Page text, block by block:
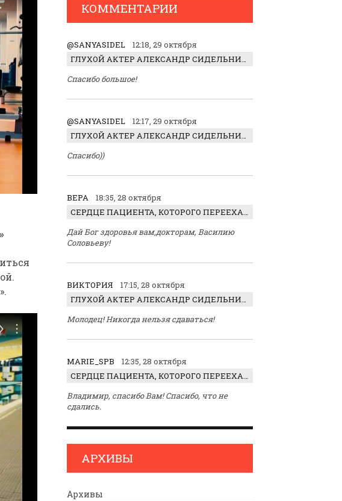
КОММЕНТАРИИ
@SANYASIDEL
12:18, 29 октября
ГЛУХОЙ АКТЕР АЛЕКСАНДР СИДЕЛЬНИКОВ: «С НАСЛАЖДЕНИЕМ ИГРАЛ ОТРИЦАТЕЛЬНОГО ГЕРОЯ!»
Спасибо большое!
@SANYASIDEL
12:17, 29 октября
ГЛУХОЙ АКТЕР АЛЕКСАНДР СИДЕЛЬНИКОВ: «С НАСЛАЖДЕНИЕМ ИГРАЛ ОТРИЦАТЕЛЬНОГО ГЕРОЯ!»
Спасибо))
ВЕРА
18:35, 28 октября
СЕРДЦЕ ПАЦИЕНТА, КОТОРОГО ПЕРЕЕХАЛ ТРАКТОР, ОБНАРУЖИЛИ… В ЖИВОТЕ
Дай Бог здоровья вам,докторам, Василию
Соловьеву!
ВИКТОРИЯ
17:15, 28 октября
ГЛУХОЙ АКТЕР АЛЕКСАНДР СИДЕЛЬНИКОВ: «С НАСЛАЖДЕНИЕМ ИГРАЛ ОТРИЦАТЕЛЬНОГО ГЕРОЯ!»
Молодец! Никогда нельзя сдаваться!
MARIE_SPB
12:35, 28 октября
СЕРДЦЕ ПАЦИЕНТА, КОТОРОГО ПЕРЕЕХАЛ ТРАКТОР, ОБНАРУЖИЛИ… В ЖИВОТЕ
Владимир, спасибо Вам! Спасибо, что не
сдались.
АРХИВЫ
Архивы